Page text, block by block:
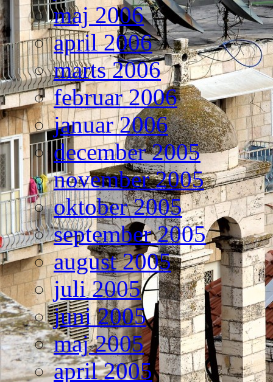
maj 2006
april 2006
marts 2006
februar 2006
januar 2006
december 2005
november 2005
oktober 2005
september 2005
august 2005
juli 2005
juni 2005
maj 2005
april 2005